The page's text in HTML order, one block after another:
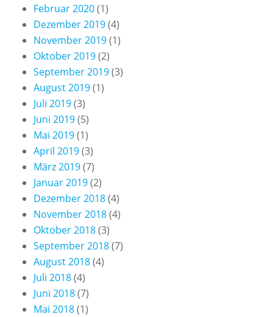
Februar 2020(1)
Dezember 2019(4)
November 2019(1)
Oktober 2019(2)
September 2019(3)
August 2019(1)
Juli 2019(3)
Juni 2019(5)
Mai 2019(1)
April 2019(3)
März 2019(7)
Januar 2019(2)
Dezember 2018(4)
November 2018(4)
Oktober 2018(3)
September 2018(7)
August 2018(4)
Juli 2018(4)
Juni 2018(7)
Mai 2018(1)